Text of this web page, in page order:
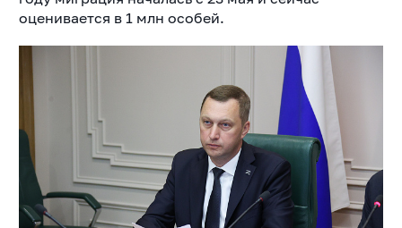
оценивается в 1 млн особей.